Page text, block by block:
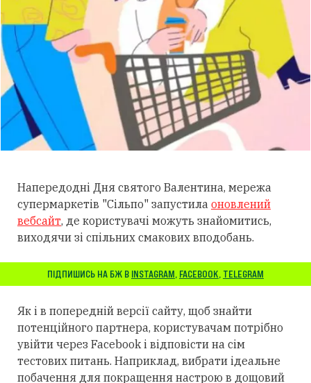
Напередодні Дня святого Валентина, мережа
супермаркетів "Сільпо" запустила оновлений
вебсайт, де користувачі можуть знайомитись,
виходячи зі спільних смакових вподобань.
ПІДПИШИСЬ НА БЖ В INSTAGRAM, FACEBOOK, TELEGRAM
Як і в попередній версії сайту, щоб знайти
потенційного партнера, користувачам потрібно
увійти через Facebook і відповісти на сім
тестових питань. Наприклад, вибрати ідеальне
побачення для покращення настрою в дощовий